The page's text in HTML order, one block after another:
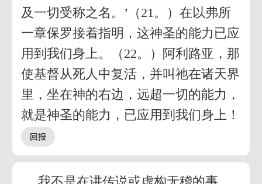
及一切受称之名。’（21。）在以弗所
一章保罗接着指明，这神圣的能力已应
用到我们身上。（22。）阿利路亚，那
使基督从死人中复活，并叫祂在诸天界
里，坐在神的右边，远超一切的能力，
就是神圣的能力，已应用到我们身上！